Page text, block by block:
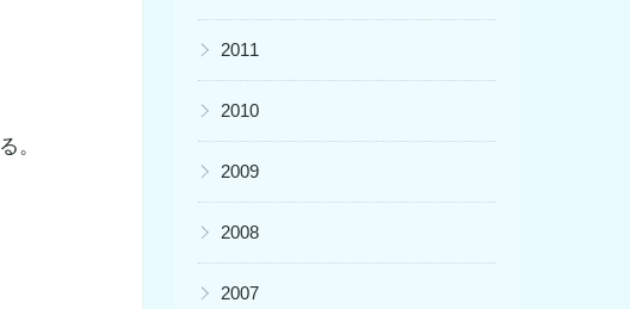
。
▶ 2011
▶ 2010
▶ 2009
▶ 2008
▶ 2007